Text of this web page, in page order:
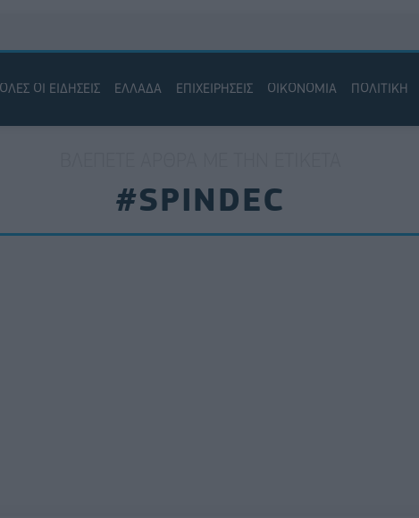
ΟΛΕΣ ΟΙ ΕΙΔΗΣΕΙΣ ΕΛΛΑΔΑ ΕΠΙΧΕΙΡΗΣΕΙΣ ΟΙΚΟΝΟΜΙΑ ΠΟΛΙΤΙΚΗ
#SPINDEC